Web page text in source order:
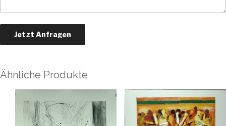
Ähnliche Produkte